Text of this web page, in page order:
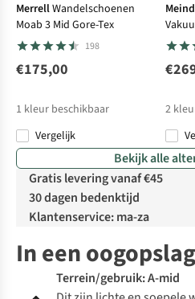
MerrellWandelschoenen
Moab 3 Mid Gore-Tex
198
€175,00
1 kleur beschikbaar
Vergelijk
Tex
2
Bekijk alle
Gratis levering vanaf €45
30 dagen bedenktijd
Klantenservice: ma-za
In een oogopslag
Terrein/gebruik: A-mid